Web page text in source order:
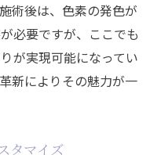
術後は、色素の発色が
必要ですが、ここでも
が実現可能になってい
新によりその魅力が一
タマイズ